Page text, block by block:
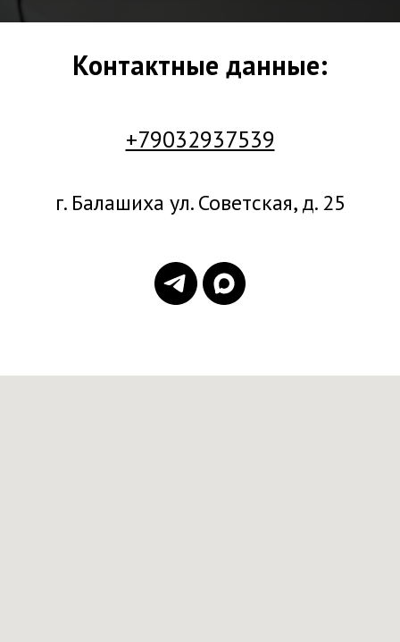
Контактные данные:
+79032937539
г. Балашиха ул. Советская, д. 25